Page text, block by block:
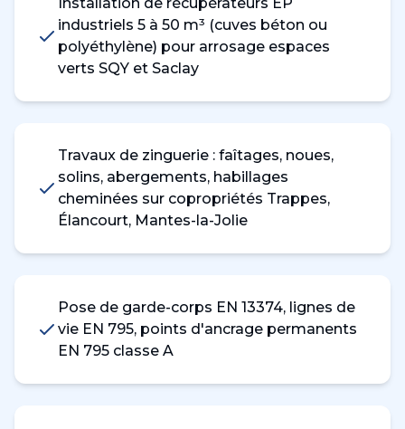
industriels 5 à 50 m³ (cuves béton ou
polyéthylène) pour arrosage espaces
verts SQY et Saclay
Travaux de zinguerie : faîtages, noues,
solins, abergements, habillages
cheminées sur copropriétés Trappes,
Élancourt, Mantes-la-Jolie
Pose de garde-corps EN 13374, lignes de
vie EN 795, points d'ancrage permanents
EN 795 classe A